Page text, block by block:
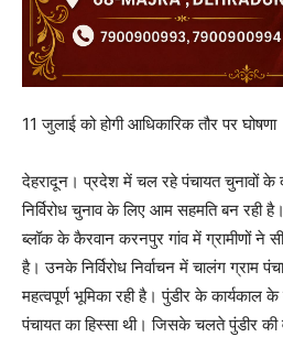
11 जुलाई को होगी आधिकारिक तौर पर घोषणा
देहरादून। प्रदेश में चल रहे पंचायत चुनावों के
निर्विरोध चुनाव के लिए आम सहमति बन रही
ब्लॉक के कैरवान करनपुर गांव में ग्रामीणों ने
है। उनके निर्विरोध निर्वाचन में चालंग ग्राम
महत्वपूर्ण भूमिका रही है। पुंडीर के कार्यकाल
पंचायत का हिस्सा थी। जिसके चलते पुंडीर की